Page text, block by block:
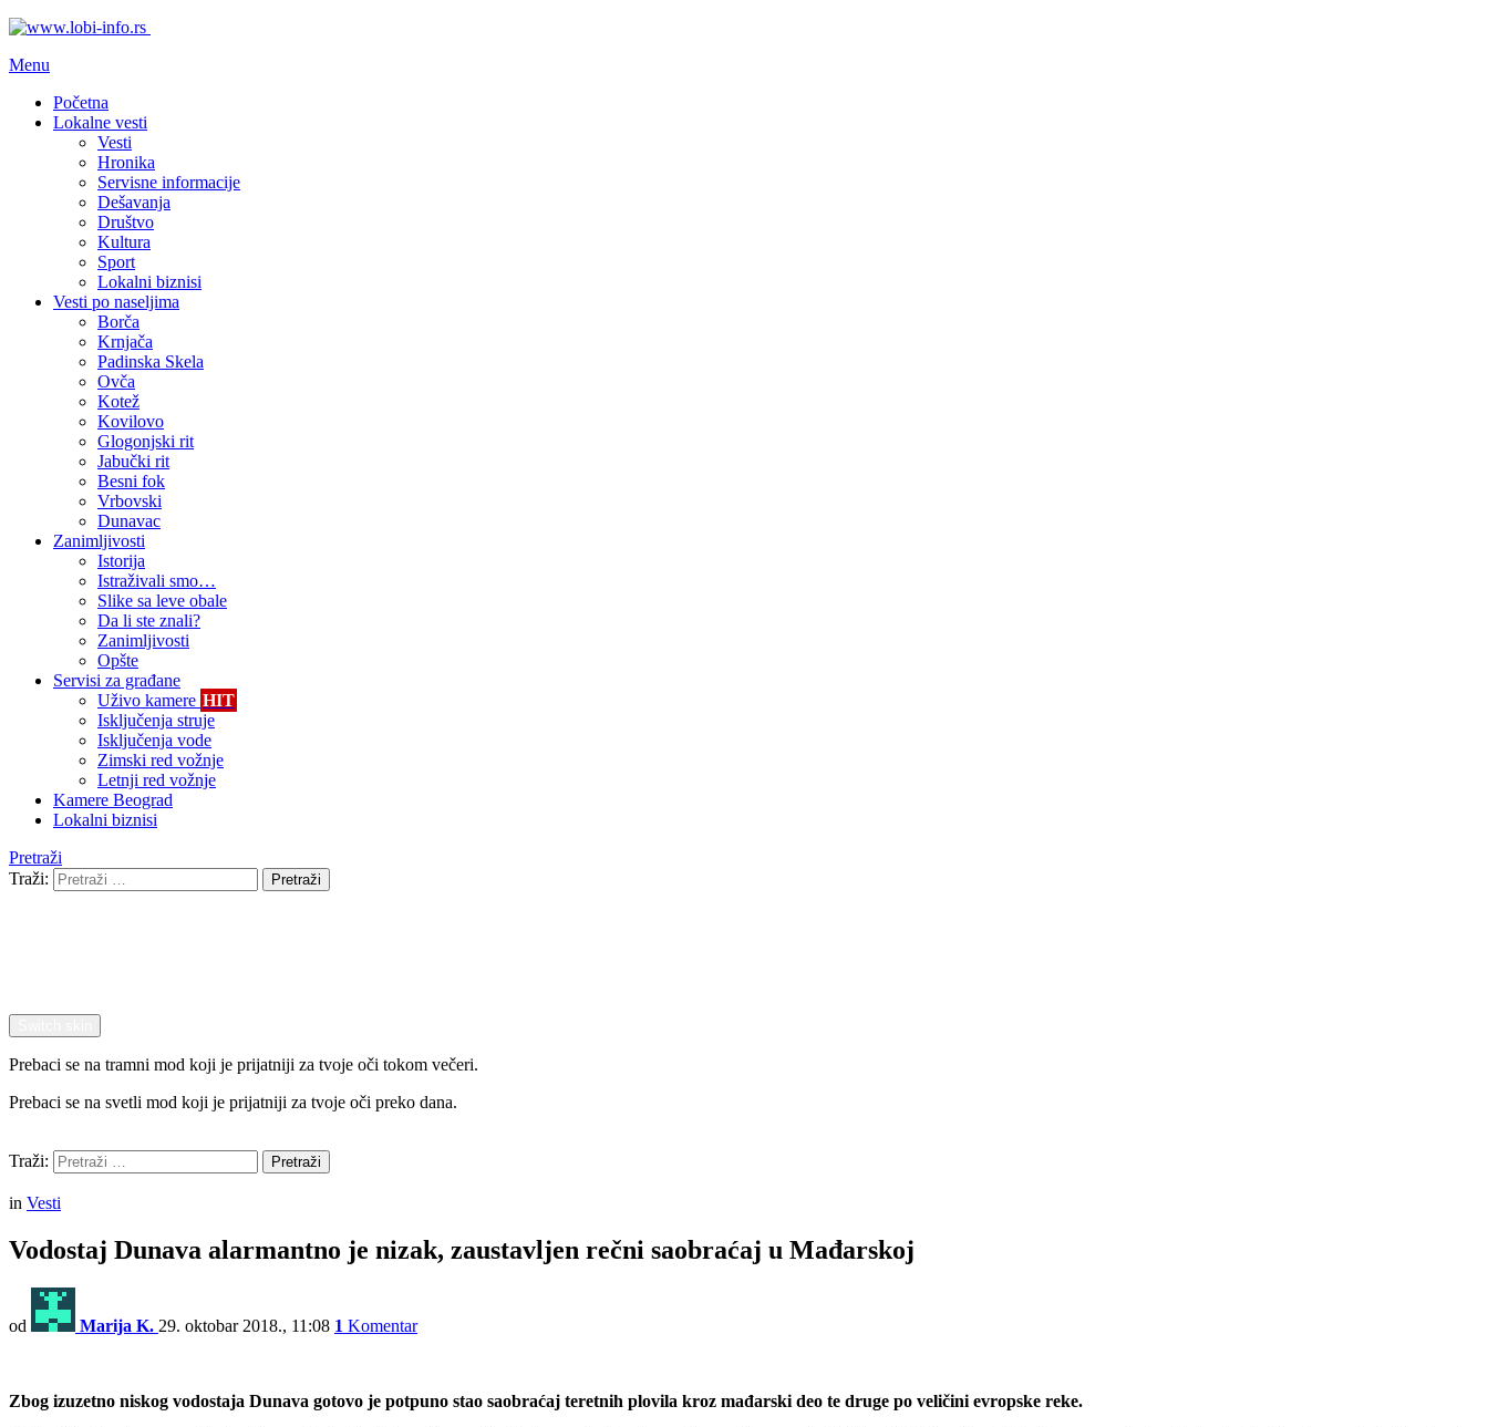
Menu
Početna
Lokalne vesti
Vesti
Hronika
Servisne informacije
Dešavanja
Društvo
Kultura
Sport
Lokalni biznisi
Vesti po naseljima
Borča
Krnjača
Padinska Skela
Ovča
Kotež
Kovilovo
Glogonjski rit
Jabučki rit
Besni fok
Vrbovski
Dunavac
Zanimljivosti
Istorija
Istraživali smo…
Slike sa leve obale
Da li ste znali?
Zanimljivosti
Opšte
Servisi za građane
Uživo kamere HIT
Isključenja struje
Isključenja vode
Zimski red vožnje
Letnji red vožnje
Kamere Beograd
Lokalni biznisi
Pretraži
Traži:
Pretraži
Prebaci se na tramni mod koji je prijatniji za tvoje oči tokom večeri.
Prebaci se na svetli mod koji je prijatniji za tvoje oči preko dana.
Traži:
Pretraži
in Vesti
Vodostaj Dunava alarmantno je nizak, zaustavljen rečni saobraćaj u Mađarskoj
od Marija K. 29. oktobar 2018., 11:08 1 Komentar
Zbog izuzetno niskog vodostaja Dunava gotovo je potpuno stao saobraćaj teretnih plovila kroz mađarski deo te druge po veličini evropske reke.